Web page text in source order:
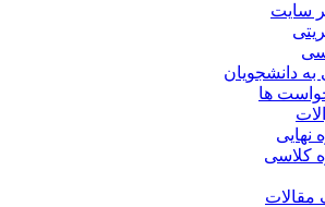
سایت
دانشجویان
ها
نهایی
کلاسی
مقالات